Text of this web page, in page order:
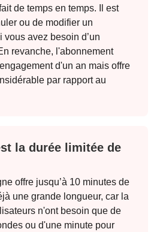
de temps en temps. Il est
ou de modifier un
vous avez besoin d’un
revanche, l'abonnement
d'un an mais offre
par rapport au
la durée limitée de
offre jusqu’à 10 minutes de
une grande longueur, car la
n'ont besoin que de
ou d'une minute pour